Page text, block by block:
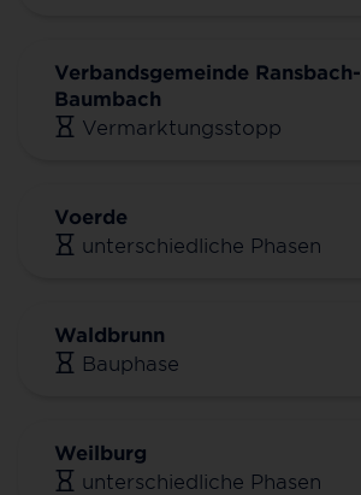
Verbandsgemeinde Ransbach-
Baumbach
Vermarktungsstopp
Voerde
unterschiedliche Phasen
Waldbrunn
Bauphase
Weilburg
unterschiedliche Phasen